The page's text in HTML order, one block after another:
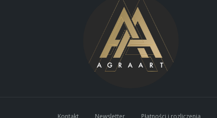
Kontakt Newsletter Płatności i rozliczenia